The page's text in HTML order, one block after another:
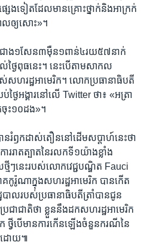
ផ្សេងទៀតដែលមានគ្រោះថ្នាក់និងអាក្រក់
លឲ្យសោះ»។
ជាង១សែន៣ម៉ឺន១ពាន់៤រយ៥៧នាក់
ៃពុធនេះ។ នេះបើតាមសាកល
សហរដ្ឋអាមេរិក។ លោកប្រធានាធិបតី
ៃអង្គារនៅលើ Twitter ថា៖ «អត្រា
ចុះ១០ដង»។
នរំឭកដាស់តឿននៅដើមសប្តាហ៍នេះថា
ររាតត្បាតនៃរលកទី១យ៉ាងខ្លាំង
ៗនេះរបស់លោកវេជ្ជបណ្ឌិត Fauci
គកូរ៉ូណាក្នុងសហរដ្ឋអាមេរិក បានកើត
បាលរបស់ប្រធានាធិបតីត្រាំបានជូន
ជាជាតិថា ខ្លួននឹងដកសហរដ្ឋអាមេរិក
វីបើមានការកើនឡើងចំនួនករណីនៃ
ដោយ៕